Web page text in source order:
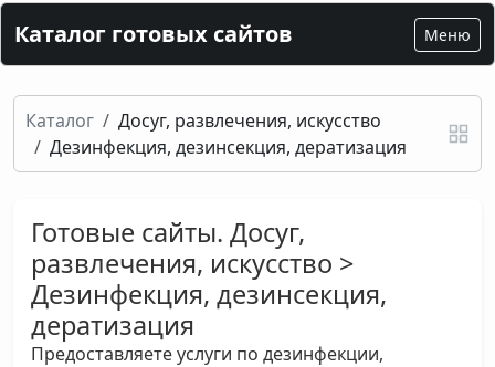
Каталог готовых сайтов Меню
Каталог
Досуг, развлечения, искусство
Дeзинфекция, дeзинсекция, дератизация
Готовые сайты. Досуг,
развлечения, искусство >
Дeзинфекция, дeзинсекция,
дератизация
Предоставляете услуги по дезинфекции,